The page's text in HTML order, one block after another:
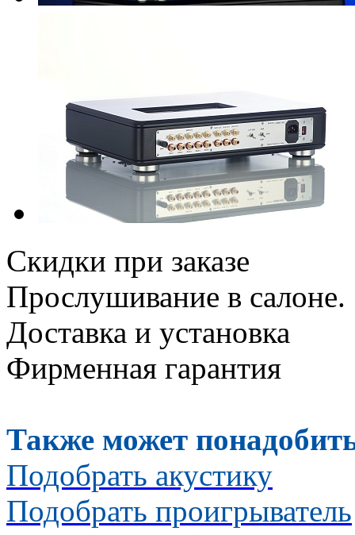
Скидки при заказе
Прослушивание в салоне.
Доставка и установка
Фирменная гарантия
Также может
Подобрать акустику
Подобрать проигрыватель